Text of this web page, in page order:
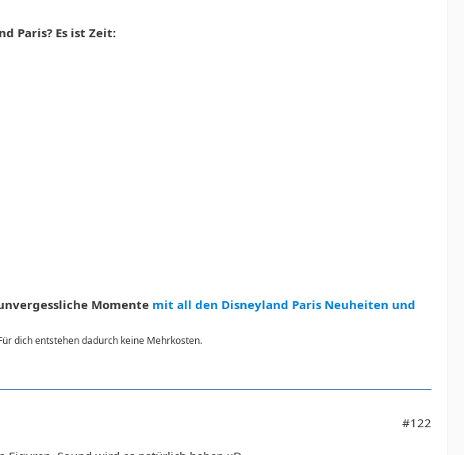
Paris? Es ist Zeit:
Momente mit all den Disneyland Paris Neuheiten und
dich entstehen dadurch keine Mehrkosten.
#122